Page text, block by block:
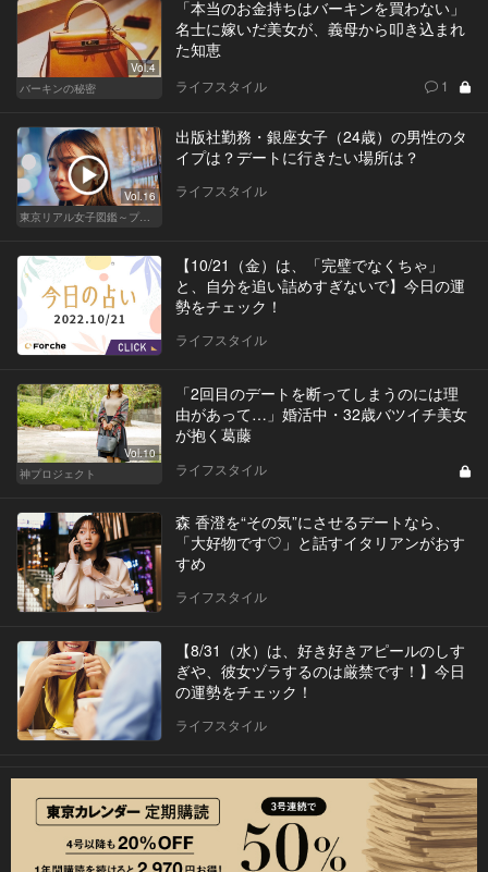
Vol.4
バーキンの秘密
「本当のお金持ちはバーキンを買わない」
名士に嫁いだ美女が、義母から叩き込まれ
た知恵
ライフスタイル 1
Vol.16
東京リアル女子図鑑～プロローグ編～
出版社勤務・銀座女子（24歳）の男性のタ
イプは？デートに行きたい場所は？
ライフスタイル
【10/21（金）は、「完璧でなくちゃ」
と、自分を追い詰めすぎないで】今日の運
勢をチェック！
ライフスタイル
Vol.10
神プロジェクト
「2回目のデートを断ってしまうのには理
由があって…」婚活中・32歳バツイチ美女
が抱く葛藤
ライフスタイル
森 香澄を“その気”にさせるデートなら、
「大好物です♡」と話すイタリアンがおす
すめ
ライフスタイル
【8/31（水）は、好き好きアピールのしす
ぎや、彼女ヅラするのは厳禁です！】今日
の運勢をチェック！
ライフスタイル